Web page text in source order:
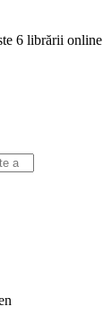
6 librării online